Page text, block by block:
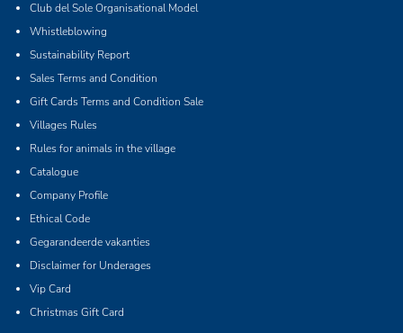
Club del Sole Organisational Model
Whistleblowing
Sustainability Report
Sales Terms and Condition
Gift Cards Terms and Condition Sale
Villages Rules
Rules for animals in the village
Catalogue
Company Profile
Ethical Code
Gegarandeerde vakanties
Disclaimer for Underages
Vip Card
Christmas Gift Card